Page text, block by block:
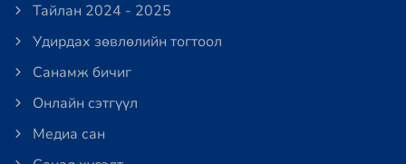
Тайлан 2024 - 2025
Удирдах зөвлөлийн тогтоол
Санамж бичиг
Онлайн сэтгүүл
Медиа сан